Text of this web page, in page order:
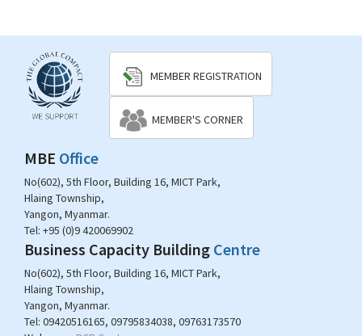
MEMBER REGISTRATION
MEMBER'S CORNER
MBE Office
No(602), 5th Floor, Building 16, MICT Park,
Hlaing Township,
Yangon, Myanmar.
Tel: +95 (0)9 420069902
Business Capacity Building Centre
No(602), 5th Floor, Building 16, MICT Park,
Hlaing Township,
Yangon, Myanmar.
Tel: 09420516165, 09795834038, 09763173570